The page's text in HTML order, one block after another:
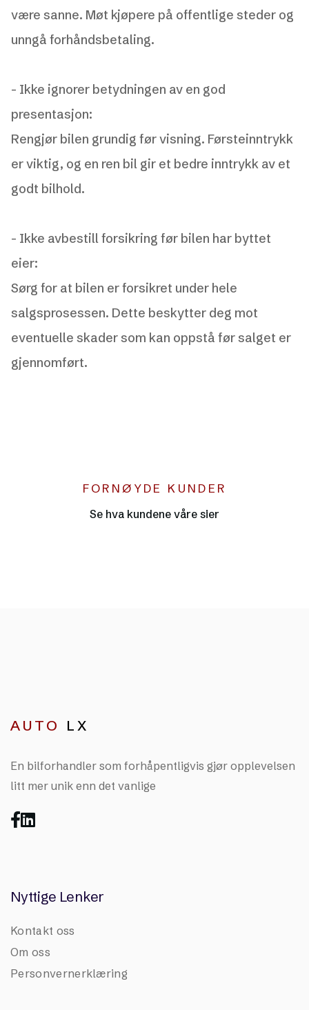
være sanne. Møt kjøpere på offentlige steder og
unngå forhåndsbetaling.
- Ikke ignorer betydningen av en god
presentasjon:
Rengjør bilen grundig før visning. Førsteinntrykk
er viktig, og en ren bil gir et bedre inntrykk av et
godt bilhold.
- Ikke avbestill forsikring før bilen har byttet
eier:
Sørg for at bilen er forsikret under hele
salgsprosessen. Dette beskytter deg mot
eventuelle skader som kan oppstå før salget er
gjennomført.
FORNØYDE KUNDER
Se hva kundene våre sier
AUTO LX
En bilforhandler som forhåpentligvis gjør opplevelsen
litt mer unik enn det vanlige

Nyttige Lenker
Kontakt oss
Om oss
Personvernerklæring